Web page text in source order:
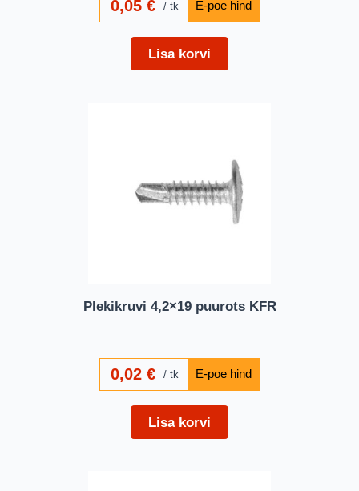
0,05€ tk
Lisa korvi
Plekikruvi 4,2×19 puurots KFR
0,02€ tk
Lisa korvi